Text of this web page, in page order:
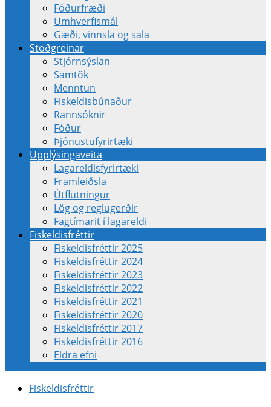
Fóðurfræði
Umhverfismál
Gæði, vinnsla og sala
Stoðgreinar
Stjórnsýslan
Samtök
Menntun
Fiskeldisbúnaður
Rannsóknir
Fóður
Þjónustufyrirtæki
Upplýsingaveita
Lagareldisfyrirtæki
Framleiðsla
Útflutningur
Lög og reglugerðir
Fagtímarit í lagareldi
Fiskeldisfréttir
Fiskeldisfréttir 2025
Fiskeldisfréttir 2024
Fiskeldisfréttir 2023
Fiskeldisfréttir 2022
Fiskeldisfréttir 2021
Fiskeldisfréttir 2020
Fiskeldisfréttir 2017
Fiskeldisfréttir 2016
Eldra efni
Fiskeldisfréttir